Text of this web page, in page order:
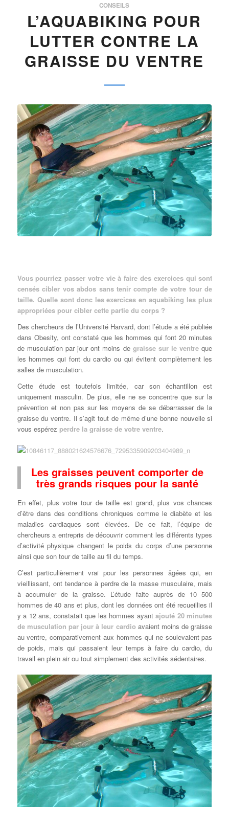
CONSEILS
L’AQUABIKING POUR
LUTTER CONTRE LA
GRAISSE DU VENTRE
Vous pourriez passer votre vie à faire des exercices qui sont
censés cibler vos abdos sans tenir compte de votre tour de
taille. Quelle sont donc les exercices en aquabiking les plus
appropriées pour cibler cette partie du corps ?
Des chercheurs de l’Université Harvard, dont l’étude a été publiée
dans Obesity, ont constaté que les hommes qui font 20 minutes
de musculation par jour ont moins de graisse sur le ventre que
les hommes qui font du cardio ou qui évitent complètement les
salles de musculation.
Cette étude est toutefois limitée, car son échantillon est
uniquement masculin. De plus, elle ne se concentre que sur la
prévention et non pas sur les moyens de se débarrasser de la
graisse du ventre. Il s’agit tout de même d’une bonne nouvelle si
vous espérez perdre la graisse de votre ventre.
Les graisses peuvent comporter de
très grands risques pour la santé
En effet, plus votre tour de taille est grand, plus vos chances
d’être dans des conditions chroniques comme le diabète et les
maladies cardiaques sont élevées. De ce fait, l’équipe de
chercheurs a entrepris de découvrir comment les différents types
d’activité physique changent le poids du corps d’une personne
ainsi que son tour de taille au fil du temps.
C’est particulièrement vrai pour les personnes âgées qui, en
vieillissant, ont tendance à perdre de la masse musculaire, mais
à accumuler de la graisse. L’étude faite auprès de 10 500
hommes de 40 ans et plus, dont les données ont été recueillies il
y a 12 ans, constatait que les hommes ayantajouté 20 minutes
de musculation par jour à leur cardioavaient moins de graisse
au ventre, comparativement aux hommes qui ne soulevaient pas
de poids, mais qui passaient leur temps à faire du cardio, du
travail en plein air ou tout simplement des activités sédentaires.